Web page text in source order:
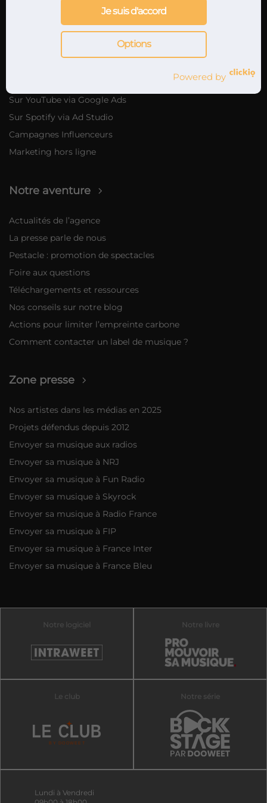
Marketing musical
Nos offres de marketing musical
Sur YouTube via Google Ads
Sur Spotify via Ad Studio
Campagnes Influenceurs
Marketing hors ligne
Notre aventure
Actualités de l’agence
La presse parle de nous
Pestacle : promotion de spectacles
Foire aux questions
Téléchargements et ressources
Nos conseils sur notre blog
Actions pour limiter l’empreinte carbone
Comment contacter un label de musique ?
Zone presse
Nos artistes dans les médias en 2025
Projets défendus depuis 2012
Envoyer sa musique aux radios
Envoyer sa musique à NRJ
Envoyer sa musique à Fun Radio
Envoyer sa musique à Skyrock
Envoyer sa musique à Radio France
Envoyer sa musique à FIP
Envoyer sa musique à France Inter
Envoyer sa musique à France Bleu
Notre logiciel Notre livre
Le club Notre série
Lundi à Vendredi
Options
Je suis d'accord
Powered by